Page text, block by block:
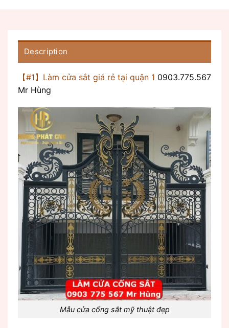
Description
【#1】Làm cửa sắt giá rẻ tại quận 1 0903.775.567
Mr Hùng
Mẫu cửa cổng sắt mỹ thuật đẹp